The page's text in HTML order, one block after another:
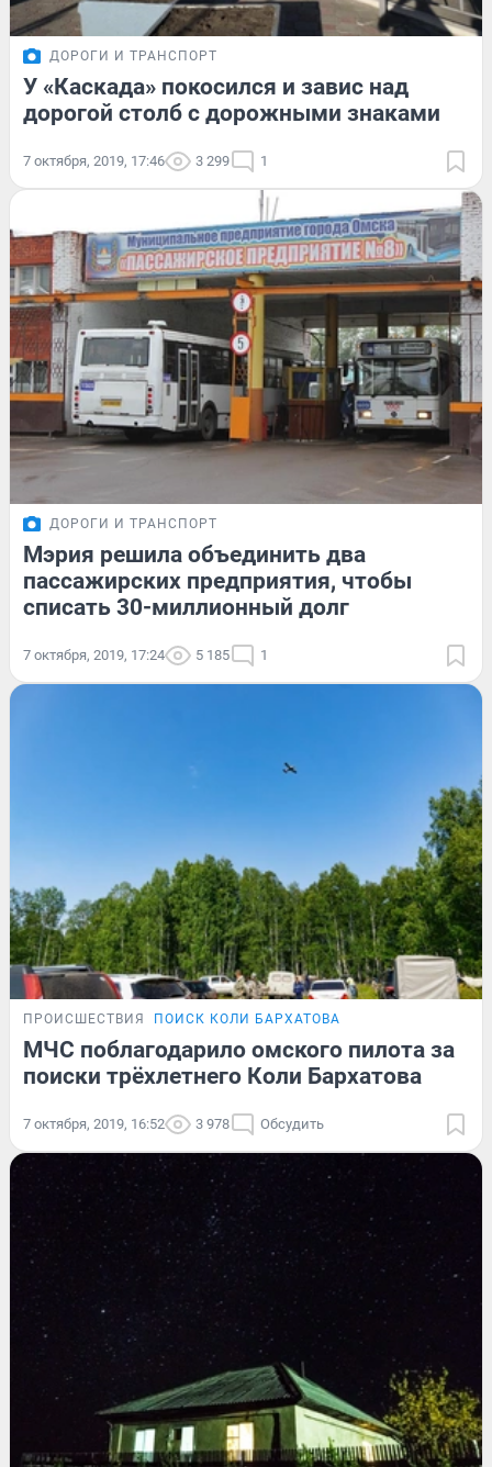
ДОРОГИ И ТРАНСПОРТ
У «Каскада» покосился и завис над
дорогой столб с дорожными знаками
7 октября, 2019, 17:46 3 299 1
ДОРОГИ И ТРАНСПОРТ
Мэрия решила объединить два
пассажирских предприятия, чтобы
списать 30-миллионный долг
7 октября, 2019, 17:24 5 185 1
ПРОИСШЕСТВИЯ ПОИСК КОЛИ БАРХАТОВА
МЧС поблагодарило омского пилота за
поиски трёхлетнего Коли Бархатова
7 октября, 2019, 16:52 3 978 Обсудить